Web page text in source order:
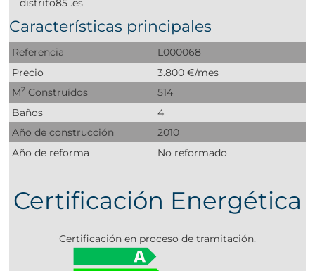
distrito85 .es
Características principales
Referencia
L000068
Precio
3.800 €/mes
M2 Construídos
514
Baños
4
Año de construcción
2010
Año de reforma
No reformado
Certificación Energética
Certificación en proceso de tramitación.